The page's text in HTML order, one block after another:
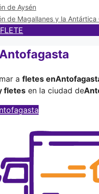
de Aysén
de Magallanes y la Antártica
a fletes en
fletes en la ciudad de